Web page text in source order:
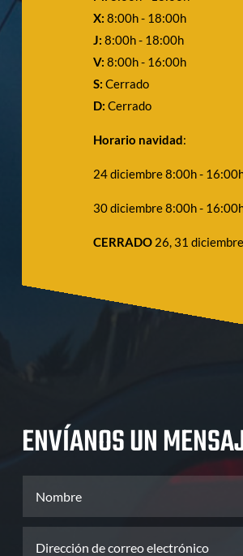
X: 8:00h - 18:00h
J: 8:00h - 18:00h
V: 8:00h - 16:00h
S: Cerrado
D: Cerrado
Horario navidad:
24 diciembre 8:00h -
30 diciembre 8:00h -
CERRADO 26, 31
ENVÍANOS UN